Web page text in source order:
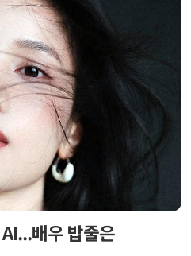
배우 밥줄은